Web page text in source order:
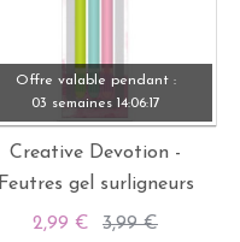
Offre valable pendant :
03 semaines 14:06:15
Creative Devotion -
Feutres gel surligneurs
2,99 € 3,99 €